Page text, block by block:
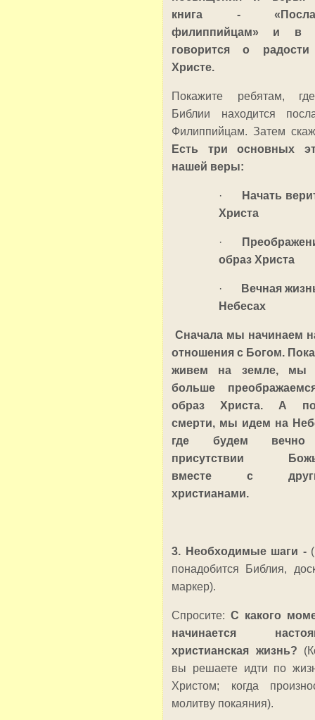
книга -
филиппийцам» и в
говорится о
Христе.
Покажите ребятам,
Библии находится
Филиппийцам. Затем
Есть три основных
нашей веры:
·
Начать
Христа
·
образ Христа
·
Вечная
Небесах
Сначала мы начинаем
отношения с Богом.
живем на земле, мы
больше
образ Христа. А
смерти, мы идем на
где будем
присутствии
вместе с
христианами.
3. Необходимые шаги -
понадобится Библия,
маркер).
Спросите: С какого
начинается
христианская жизнь?
вы решаете идти по
Христом; когда
молитву покаяния).